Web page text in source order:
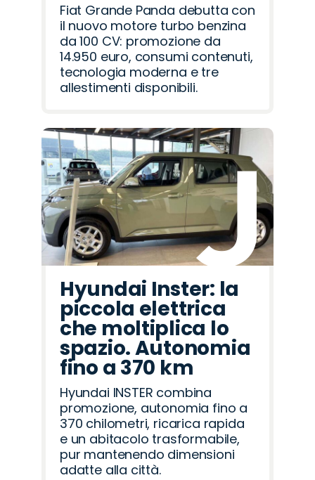
Fiat Grande Panda debutta con
il nuovo motore turbo benzina
da 100 CV: promozione da
14.950 euro, consumi contenuti,
tecnologia moderna e tre
allestimenti disponibili.
Hyundai Inster: la
piccola elettrica
che moltiplica lo
spazio. Autonomia
fino a 370 km
Hyundai INSTER combina
promozione, autonomia fino a
370 chilometri, ricarica rapida
e un abitacolo trasformabile,
pur mantenendo dimensioni
adatte alla città.